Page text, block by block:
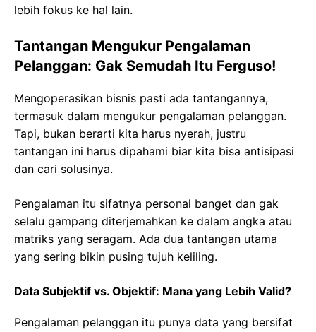
lebih fokus ke hal lain.
Tantangan Mengukur Pengalaman
Pelanggan: Gak Semudah Itu Ferguso!
Mengoperasikan bisnis pasti ada tantangannya,
termasuk dalam mengukur pengalaman pelanggan.
Tapi, bukan berarti kita harus nyerah, justru
tantangan ini harus dipahami biar kita bisa antisipasi
dan cari solusinya.
Pengalaman itu sifatnya personal banget dan gak
selalu gampang diterjemahkan ke dalam angka atau
matriks yang seragam. Ada dua tantangan utama
yang sering bikin pusing tujuh keliling.
Data Subjektif vs. Objektif: Mana yang Lebih Valid?
Pengalaman pelanggan itu punya data yang bersifat